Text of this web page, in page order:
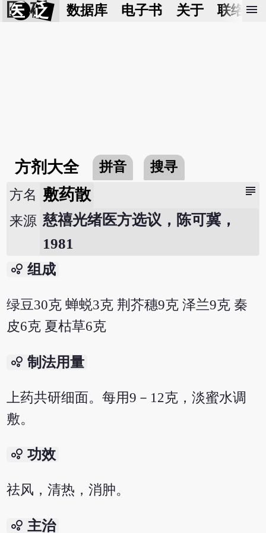
医 砭 数据库 电子书 关于 联络我
menu
方剂大全 拼音 搜寻
subject
方名 敷药散
来源 慈禧光绪医方选议，陈可冀，
1981
bubble_chart 组成
绿豆30克 蝉蜕3克 荆芥穗9克 泽兰9克 秦
皮6克 夏枯草6克
bubble_chart 制法用量
上药共研细面。每用9－12克，淡蜜水调
敷。
bubble_chart 功效
祛风，清热，消肿。
bubble_chart 主治